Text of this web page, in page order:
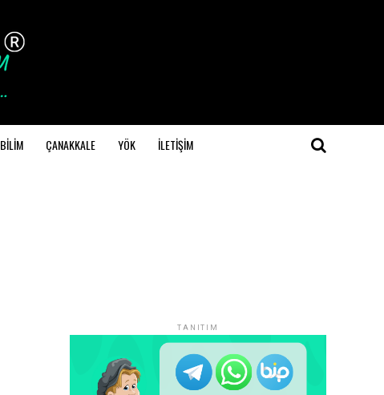
BİLİM ÇANAKKALE YÖK İLETİŞİM
TANITIM